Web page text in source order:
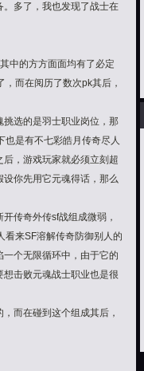
多了，我也发现了战士在
中的方方面面均有了必定
而在阅历了数次pk其后，
选的是羽士职业岗位，那
是有不七彩皓月传奇尽人
，游戏玩家就必须立刻超
你先用它元魂得话，那么
传奇外传sf战组成微弱，
看来SF溶解传奇防御别人的
个无限循环中，由于它的
击败元魂战士职业也是很
而在碰到这个组成其后，